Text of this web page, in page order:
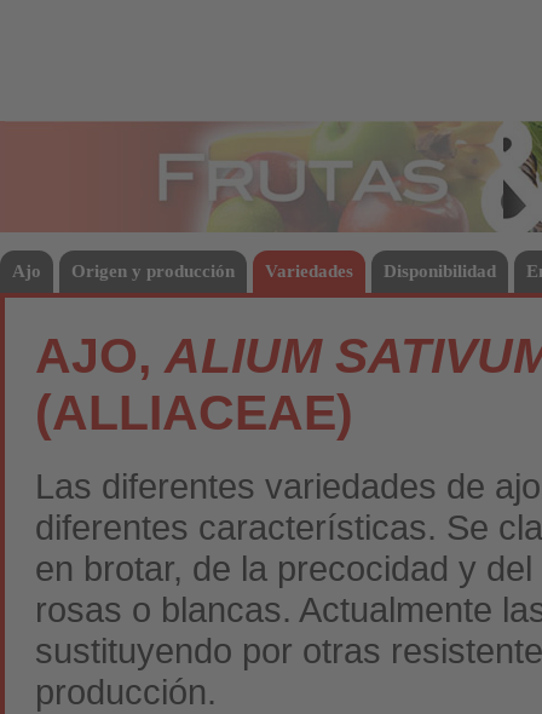
Ajo Origen y producción Variedades Disponibilidad
AJO, ALIUM
(ALLIACEAE)
Las diferentes variedades de
diferentes características. Se
en brotar, de la precocidad y
rosas o blancas. Actualmente
sustituyendo por otras
producción.